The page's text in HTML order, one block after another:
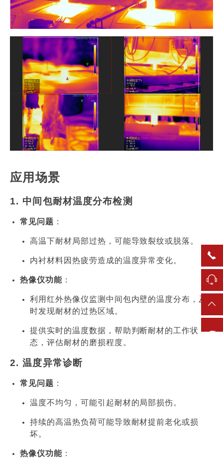
应用场景
1. 中间包耐材温度分布检测
常见问题 ：
高温下耐材局部过热，可能导致裂纹或脱落。
内衬材料因热疲劳造成的温度异常变化。
热像仪功能：
利用红外热像仪监测中间包内壁的温度分布，及
时发现耐材的过热区域。
提供实时的温度数据，帮助判断耐材的工作状
态，评估耐材的磨损程度。
2.温度异常诊断
常见问题 ：
温度不均匀，可能引起耐材的局部损伤。
持续的高温热负荷可能导致耐材提前老化或损
坏。
热像仪功能：